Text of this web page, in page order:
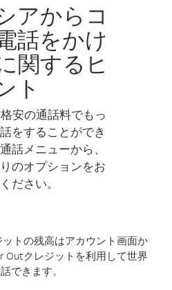
アからコ
話をかけ
関するヒ
ト
安の通話料でもっ
をすることができ
話メニューから、
のオプションをお
ださい。
トの残高はアカウント画面か
Outクレジットを利用して世界
できます。